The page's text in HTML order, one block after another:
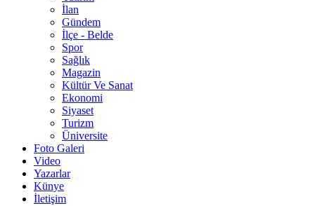
İlan
Gündem
İlçe - Belde
Spor
Sağlık
Magazin
Kültür Ve Sanat
Ekonomi
Siyaset
Turizm
Üniversite
Foto Galeri
Video
Yazarlar
Künye
İletişim